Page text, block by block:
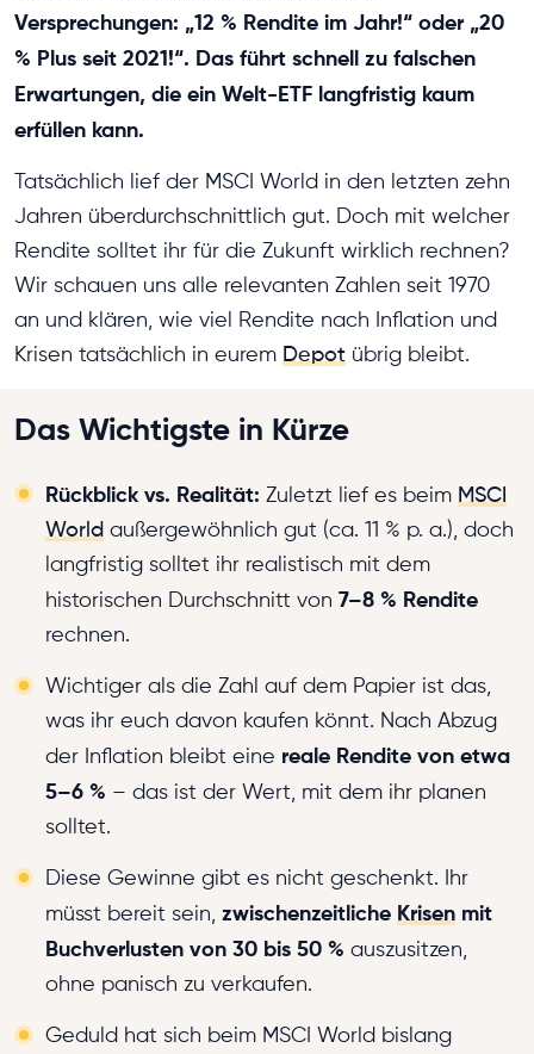
Versprechungen: „12 % Rendite im Jahr!“ oder „20
% Plus seit 2021!“. Das führt schnell zu falschen
Erwartungen, die ein Welt-ETF langfristig kaum
erfüllen kann.
Tatsächlich lief der MSCI World in den letzten zehn
Jahren überdurchschnittlich gut. Doch mit welcher
Rendite solltet ihr für die Zukunft wirklich rechnen?
Wir schauen uns alle relevanten Zahlen seit 1970
an und klären, wie viel Rendite nach Inflation und
Krisen tatsächlich in eurem Depot übrig bleibt.
Das Wichtigste in Kürze
Rückblick vs. Realität: Zuletzt lief es beim MSCI
World außergewöhnlich gut (ca. 11 % p. a.), doch
langfristig solltet ihr realistisch mit dem
historischen Durchschnitt von 7–8 % Rendite
rechnen.
Wichtiger als die Zahl auf dem Papier ist das,
was ihr euch davon kaufen könnt. Nach Abzug
der Inflation bleibt eine reale Rendite von etwa
5–6 % – das ist der Wert, mit dem ihr planen
solltet.
Diese Gewinne gibt es nicht geschenkt. Ihr
müsst bereit sein, zwischenzeitliche Krisen mit
Buchverlusten von 30 bis 50 % auszusitzen,
ohne panisch zu verkaufen.
Geduld hat sich beim MSCI World bislang